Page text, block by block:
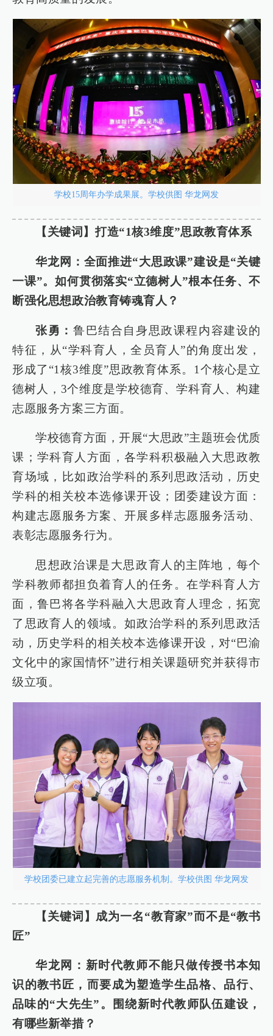
学校15周年办学成果展。学校供图 华龙网发
【关键词】打造“1核3维度”思政教育体系
华龙网：全面推进“大思政课”建设是“关键
一课”。如何贯彻落实“立德树人”根本任务、不
断强化思想政治教育铸魂育人？
张勇：鲁巴结合自身思政课程内容建设的
特征，从“学科育人，全员育人”的角度出发，
形成了“1核3维度”思政教育体系。1个核心是立
德树人，3个维度是学校德育、学科育人、构建
志愿服务方案三方面。
学校德育方面，开展“大思政”主题班会优质
课；学科育人方面，各学科积极融入大思政教
育场域，比如政治学科的系列思政活动，历史
学科的相关校本选修课开设；团委建设方面：
构建志愿服务方案、开展多样志愿服务活动、
表彰志愿服务行为。
思想政治课是大思政育人的主阵地，每个
学科教师都担负着育人的任务。在学科育人方
面，鲁巴将各学科融入大思政育人理念，拓宽
了思政育人的领域。如政治学科的系列思政活
动，历史学科的相关校本选修课开设，对“巴渝
文化中的家国情怀”进行相关课题研究并获得市
级立项。
学校团委已建立起完善的志愿服务机制。学校供图 华龙网发
【关键词】成为一名“教育家”而不是“教书
匠”
华龙网：新时代教师不能只做传授书本知
识的教书匠，而要成为塑造学生品格、品行、
品味的“大先生”。围绕新时代教师队伍建设，
有哪些新举措？